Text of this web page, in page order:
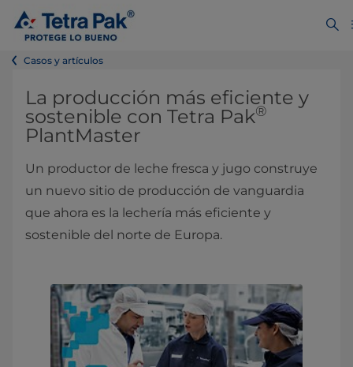
Casos y artículos
La producción más eficiente y
sostenible con Tetra Pak®
PlantMaster
Un productor de leche fresca y jugo construye
un nuevo sitio de producción de vanguardia
que ahora es la lechería más eficiente y
sostenible del norte de Europa.